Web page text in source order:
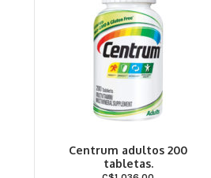
Centrum adultos 200
tabletas.